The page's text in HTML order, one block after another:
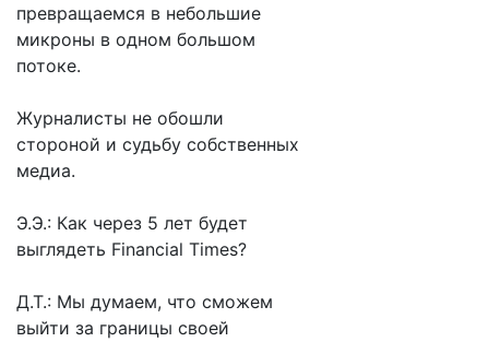
превращаемся в небольшие
микроны в одном большом
потоке.
Журналисты не обошли
стороной и судьбу собственных
медиа.
Э.Э.: Как через 5 лет будет
выглядеть Financial Times?
Д.Т.: Мы думаем, что сможем
выйти за границы своей